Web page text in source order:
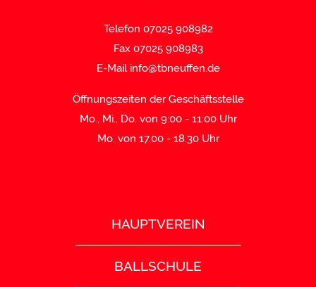
Telefon 07025 908982
Fax 07025 908983
E-Mail info@tbneuffen.de
Öffnungszeiten der Geschäftsstelle
Mo., Mi., Do. von 9:00 - 11:00 Uhr
Mo. von 17.00 - 18.30 Uhr
HAUPTVEREIN
BALLSCHULE